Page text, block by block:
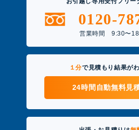
0120-
営業時間 9:30〜
１分で見積もり結果が
24時間自動無料見